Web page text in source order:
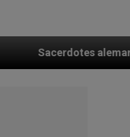
fieles al Papa